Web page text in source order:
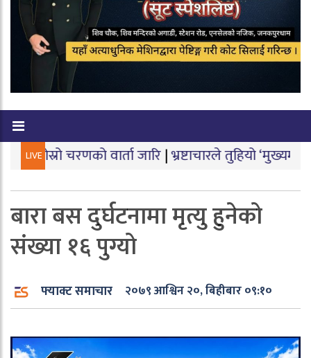
LIVE
वार्ता जारि|भ्रष्टाचारले तुहियो ‘मुख्यमन्त्री बेटी
बारा बस दुर्घटनामा मृत्यु हुनेको
संख्या १६ पुग्यो
फ्याक्ट समाचार २०७९ आश्विन २०, बिहीबार ०९:१०